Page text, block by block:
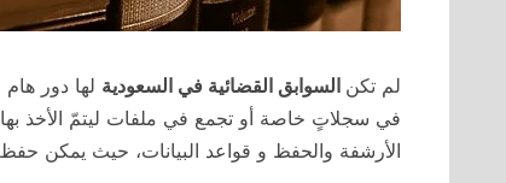
لم تكن السوابق القضائية في السعودية لها دور
في سجلاتٍ خاصة أو تجمع في ملفات ليتمّ الأخذ
الأرشفة والحفظ و قواعد البيانات، حيث يمكن